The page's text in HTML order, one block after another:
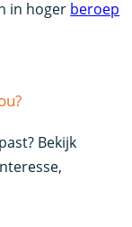
in hoger beroep
Bekijk